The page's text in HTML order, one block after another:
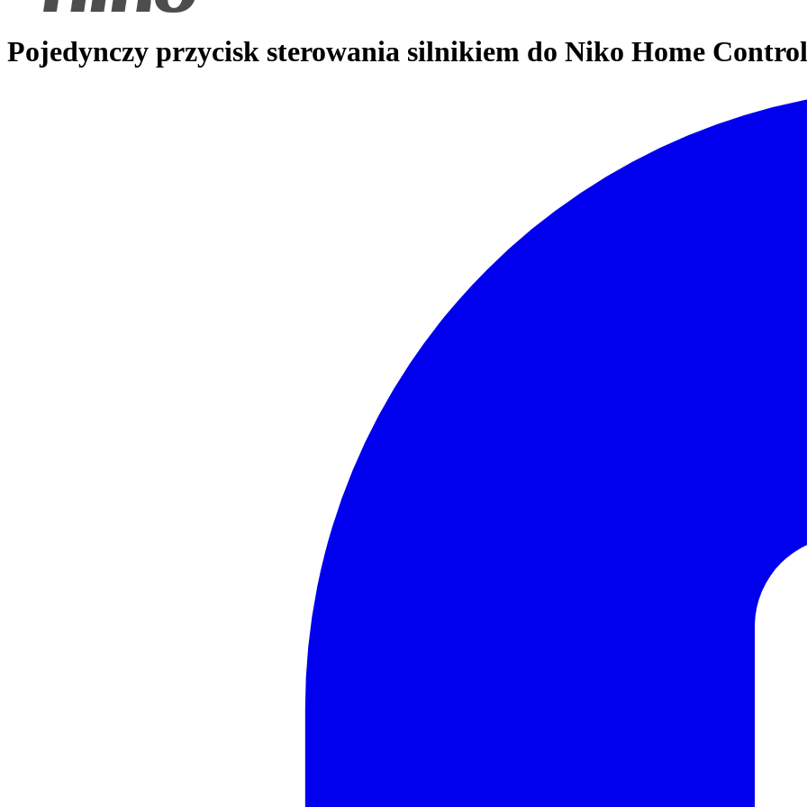
Pojedynczy przycisk sterowania silnikiem do Niko Home